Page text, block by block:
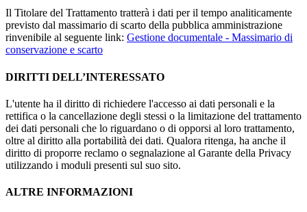
Il Titolare del Trattamento tratterà i dati per il tempo analiticamente
previsto dal massimario di scarto della pubblica amministrazione
rinvenibile al seguente link: Gestione documentale - Massimario di
conservazione e scarto
DIRITTI DELL’INTERESSATO
L'utente ha il diritto di richiedere l'accesso ai dati personali e la
rettifica o la cancellazione degli stessi o la limitazione del trattamento
dei dati personali che lo riguardano o di opporsi al loro trattamento,
oltre al diritto alla portabilità dei dati. Qualora ritenga, ha anche il
diritto di proporre reclamo o segnalazione al Garante della Privacy
utilizzando i moduli presenti sul suo sito.
ALTRE INFORMAZIONI